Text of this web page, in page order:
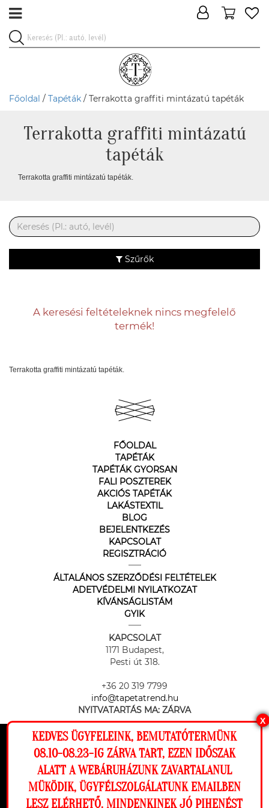
Ez a weboldal cookie-kat használ, hogy a
lehető legjobb élményt nyújtsa honlapunkon.
Beállítások
Főoldal / Tapéták / Terrakotta graffiti mintázatú tapéták
Terrakotta graffiti mintázatú
tapéták
Terrakotta graffiti mintázatú tapéták.
Szűrők
A keresési feltételeknek nincs megfelelő
termék!
Terrakotta graffiti mintázatú tapéták.
FŐOLDAL
TAPÉTÁK
TAPÉTÁK GYORSAN
FALI POSZTEREK
AKCIÓS TAPÉTÁK
LAKÁSTEXTIL
BLOG
BEJELENTKEZÉS
KAPCSOLAT
REGISZTRÁCIÓ
ÁLTALÁNOS SZERZŐDÉSI FELTÉTELEK
ADETVÉDELMI NYILATKOZAT
KÍVÁNSÁGLISTÁM
GYIK
KAPCSOLAT
1171 Budapest,
Pesti út 318.
+36 20 319 7799
info@tapetatrend.hu
NYITVATARTÁS MA: ZÁRVA
Az online fizetést a Barion Payment Zrt. biztosítja, MNB engedély
száma: H-EN-I-1064/2013
X
KEDVES ÜGYFELEINK, BEMUTATÓTERMÜNK
08.10-08.23-IG ZÁRVA TART, EZEN IDŐSZAK
ALATT A WEBÁRUHÁZUNK ZAVARTALANUL
MÜKÖDIK, ÜGYFÉLSZOLGÁLATUNK EMAILBEN
LESZ ELÉRHETŐ. MINDENKINEK JÓ PIHENÉST